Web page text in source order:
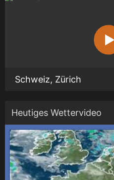
Schweiz, Zürich
Heutiges Wettervideo